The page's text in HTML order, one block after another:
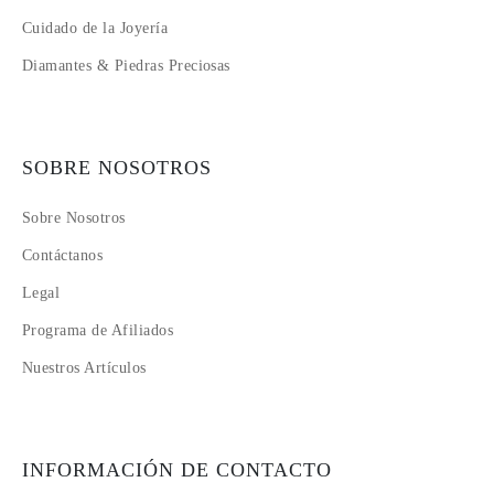
Cuidado de la Joyería
Diamantes & Piedras Preciosas
SOBRE NOSOTROS
Sobre Nosotros
Contáctanos
Legal
Programa de Afiliados
Nuestros Artículos
INFORMACIÓN DE CONTACTO